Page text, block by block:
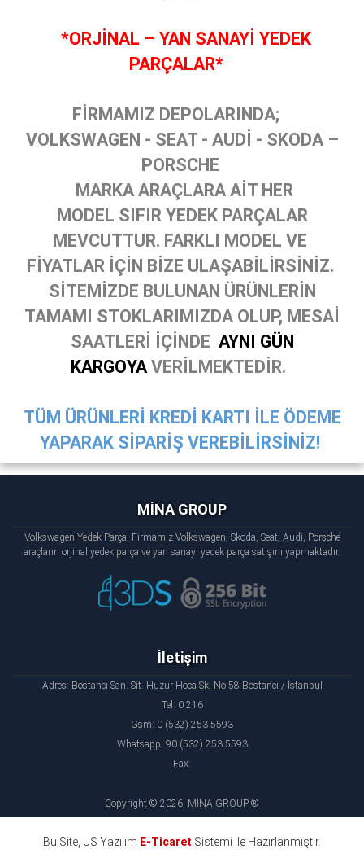
*ORJİNAL – YAN SANAYİ YEDEK
PARÇALAR*
FİRMAMIZ DEPOLARINDA;
VOLKSWAGEN - SEAT - AUDİ - SKODA –
PORSCHE
MARKA ARAÇLARA AİT HER
MODEL SIFIR YEDEK PARÇALAR
MEVCUTTUR. FARKLI MODEL VE
FİYATLAR İÇİN BİZE ULAŞABİLİRSİNİZ.
SİTEMİZDE BULUNAN ÜRÜNLERİN
TAMAMI STOKLARIMIZDA OLUP, MESAİ
SAATLERİ İÇİNDE AYNI GÜN
KARGOYA VERİLMEKTEDİR.
TÜM ÜRÜNLERİ KREDİ KARTI İLE ÖDEME
YAPARAK SİPARİŞ VEREBİLİRSİNİZ!
MİNA GROUP
Volkswagen Yedek Parça: Firmamız Volkswagen, Skoda, Seat, Audi, Porsche
araçların orjinal yedek parça ve yan sanayi yedek parça satışını yapmaktadır.
İletişim
Adres: Bostancı San. Sit. Huzur Hoca Sk. No:58 Bostancı / İstanbul
Tel: 0 216
Gsm: 0 (532) 253 5593
Whatsapp: 90 (532) 253 5593
Fax:
Copyright © 2026, MİNA GROUP ®
Bu Site, US Yazılım E-Ticaret Sistemi ile Hazırlanmıştır.